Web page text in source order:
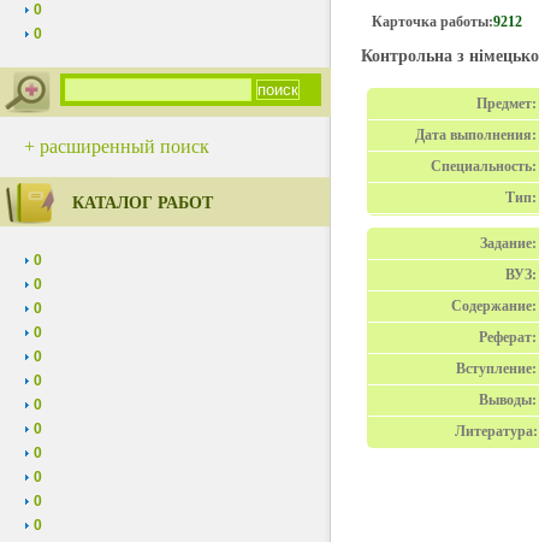
0
0
+ расширенный поиск
КАТАЛОГ РАБОТ
0
0
0
0
0
0
0
0
0
0
0
0
Карточка работы:9212
Контрольна з
Предмет:
Дата выполнения:
Специальность:
Тип:
Задание:
ВУЗ:
Содержание:
Реферат:
Вступление:
Выводы:
Литература: